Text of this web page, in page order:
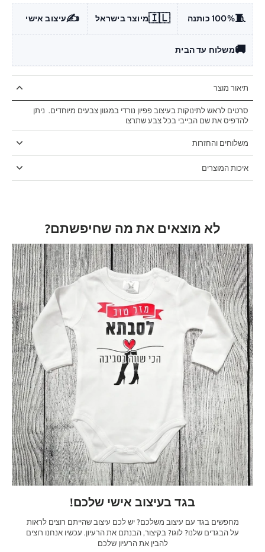
🧵100% כותנה 🇮🇱מיוצר בישראל ✍️עיצוב אישי
🚚משלוח עד הבית
תיאור מוצר
סרטים לראש לתינוקות בעיצוב פפיון נורדי במגוון צבעים מיוחדים. ניתן
להדפיס את שם הבייבי בכל צבע שתרצו
משלוחים והחזרות
איכות המוצרים
לא מוצאים את מה שחיפשתם?
בגד בעיצוב אישי שלכם!
מחפשים בגד עם עיצוב משלכם? יש לכם עיצוב שהייתם רוצים לראות
על הבגדים שלנו? לוגו? בקיצור, הבנתם את הרעיון. עכשיו אנחנו רוצים
להבין את הרעיון שלכם